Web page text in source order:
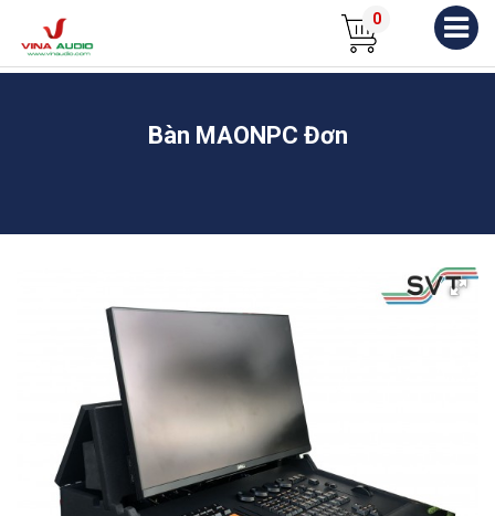
0
Bàn MAONPC Đơn